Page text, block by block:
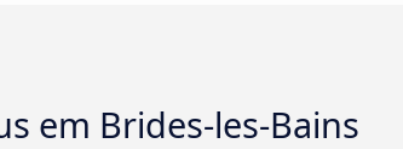
em Brides-les-Bains